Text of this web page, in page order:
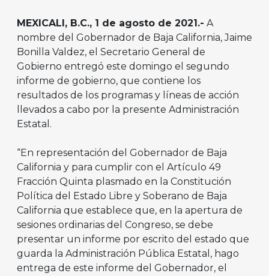
MEXICALI, B.C., 1 de agosto de 2021.- A
nombre del Gobernador de Baja California, Jaime
Bonilla Valdez, el Secretario General de
Gobierno entregó este domingo el segundo
informe de gobierno, que contiene los
resultados de los programas y líneas de acción
llevados a cabo por la presente Administración
Estatal.
“En representación del Gobernador de Baja
California y para cumplir con el Artículo 49
Fracción Quinta plasmado en la Constitución
Política del Estado Libre y Soberano de Baja
California que establece que, en la apertura de
sesiones ordinarias del Congreso, se debe
presentar un informe por escrito del estado que
guarda la Administración Pública Estatal, hago
entrega de este informe del Gobernador, el